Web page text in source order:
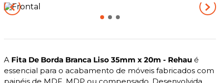
A Fita De Borda Branca Liso 35mm x 20m - Rehau é
essencial para o acabamento de móveis fabricados com
6º
puxador
9º
pinus
10º tapa furo